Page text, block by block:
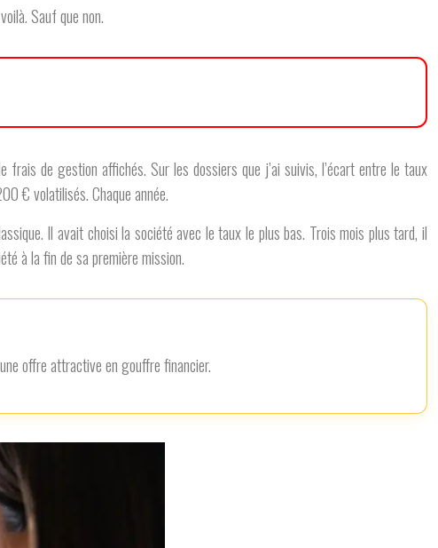
Sauf que non.
frais de gestion affichés. Sur les dossiers que j’ai suivis, l’écart entre le taux
€ volatilisés. Chaque année.
Il avait choisi la société avec le taux le plus bas. Trois mois plus tard, il
à la fin de sa première mission.
offre attractive en gouffre financier.